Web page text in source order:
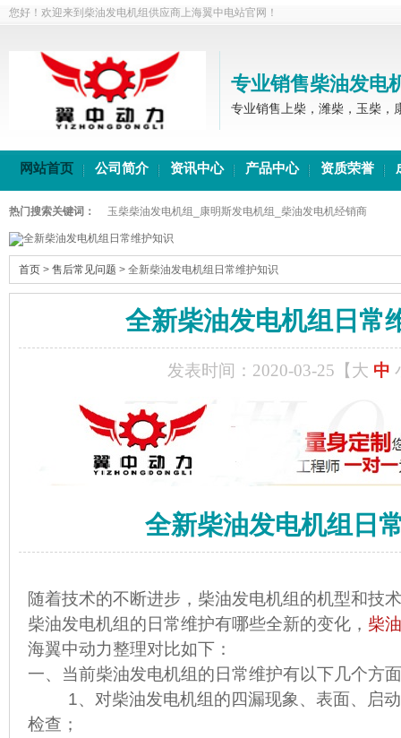
您好！欢迎来到柴油发电机组供应商上海翼中电站官网！
专业销售柴油发电
专业销售上柴，潍柴，玉柴，
网站首页 公司简介 资讯中心 产品中心 资质荣誉
热门搜索关键词： 玉柴柴油发电机组_康明斯发电机组_柴油发电机经销商
首页 > 售后常见问题 > 全新柴油发电机组日常维护知识
全新柴油发电机组日常
发表时间：2020-03-25【大 中
全新柴油发电机组日
随着技术的不断进步，柴油发电机组的机型和技
柴油发电机组的日常维护有哪些全新的变化， 柴
海翼中动力整理对比如下：
一、当前柴油发电机组的日常维护有以下几个方
1、对柴油发电机组的四漏现象、表面、启动
检查；